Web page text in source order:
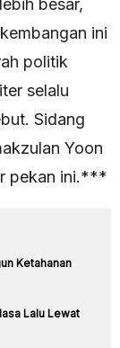
besar,
ini
politik
selalu
Sidang
Yoon
pekan ini.***
Ketahanan
Lalu Lewat